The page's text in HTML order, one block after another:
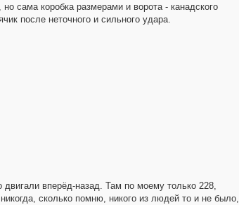
сама коробка размерами и ворота - канадского
после неточного и сильного удара.
вперёд-назад. Там по моему только 228,
сколько помню, никого из людей то и не было,